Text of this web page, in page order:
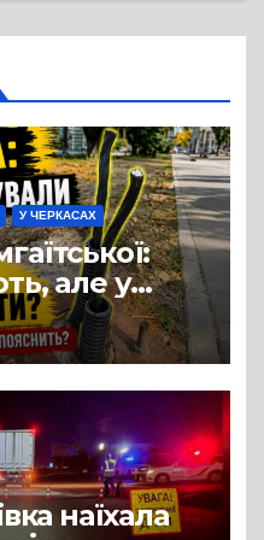
У ЧЕРКАСАХ
але у
питання
наїхала